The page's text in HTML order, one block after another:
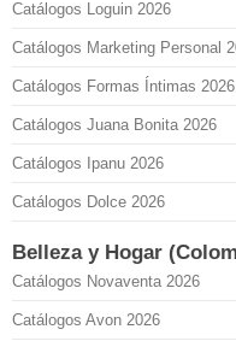
Catálogos Loguin 2026
Catálogos Marketing Personal
Catálogos Formas Íntimas 2026
Catálogos Juana Bonita 2026
Catálogos Ipanu 2026
Catálogos Dolce 2026
Belleza y Hogar
Catálogos Novaventa 2026
Catálogos Avon 2026